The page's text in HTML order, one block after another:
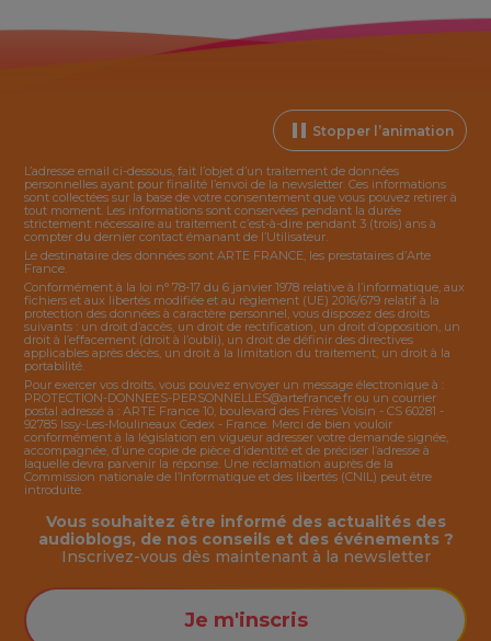
Stopper l’animation
L’adresse email ci-dessous, fait l’objet d’un traitement de données
personnelles ayant pour finalité l’envoi de la newsletter. Ces informations
sont collectées sur la base de votre consentement que vous pouvez retirer à
tout moment. Les informations sont conservées pendant la durée
strictement nécessaire au traitement c’est-à-dire pendant 3 (trois) ans à
compter du dernier contact émanant de l’Utilisateur.
Le destinataire des données sont ARTE FRANCE, les prestataires d’Arte
France.
Conformément à la loi n° 78-17 du 6 janvier 1978 relative à l’informatique, aux
fichiers et aux libertés modifiée et au règlement (UE) 2016/679 relatif à la
protection des données à caractère personnel, vous disposez des droits
suivants : un droit d’accès, un droit de rectification, un droit d’opposition, un
droit à l’effacement (droit à l’oubli), un droit de définir des directives
applicables après décès, un droit à la limitation du traitement, un droit à la
portabilité.
Pour exercer vos droits, vous pouvez envoyer un message électronique à :
PROTECTION-DONNEES-PERSONNELLES@artefrance.fr ou un courrier
postal adressé à : ARTE France 10, boulevard des Frères Voisin - CS 60281 -
92785 Issy-Les-Moulineaux Cedex - France. Merci de bien vouloir
conformément à la législation en vigueur adresser votre demande signée,
accompagnée, d’une copie de pièce d’identité et de préciser l’adresse à
laquelle devra parvenir la réponse. Une réclamation auprès de la
Commission nationale de l’Informatique et des libertés (CNIL) peut être
introduite.
Vous souhaitez être informé des actualités des
audioblogs, de nos conseils et des événements ?
Inscrivez-vous dès maintenant à la newsletter
Je m'inscris